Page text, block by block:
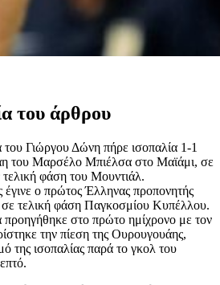
του άρθρου
Γιώργου Δώνη πήρε ισοπαλία 1-1
του Μαρσέλο Μπιέλσα στο Μαϊάμι, σε
τελική φάση του Μουντιάλ.
έγινε ο πρώτος Έλληνας προπονητής
τελική φάση Παγκοσμίου Κυπέλλου.
στο πρώτο ημίχρονο με τον
την πίεση της Ουρουγουάης,
της ισοπαλίας παρά το γκολ του